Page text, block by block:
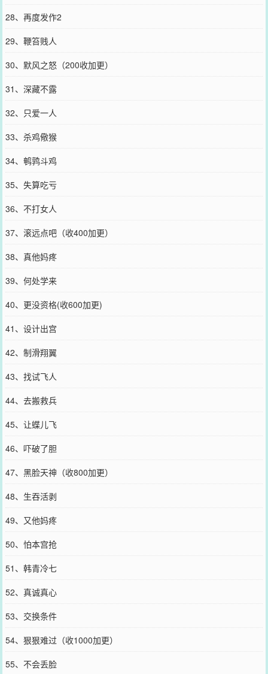
28、再度发作2
29、鞭笞贱人
30、默风之怒（200收加更）
31、深藏不露
32、只爱一人
33、杀鸡儆猴
34、鹌鹑斗鸡
35、失算吃亏
36、不打女人
37、滚远点吧（收400加更）
38、真他妈疼
39、何处学来
40、更没资格(收600加更)
41、设计出宫
42、制滑翔翼
43、找试飞人
44、去搬救兵
45、让蝶儿飞
46、吓破了胆
47、黑脸天神（收800加更）
48、生吞活剥
49、又他妈疼
50、怕本宫抢
51、韩青冷七
52、真诚真心
53、交换条件
54、狠狠难过（收1000加更）
55、不会丢脸